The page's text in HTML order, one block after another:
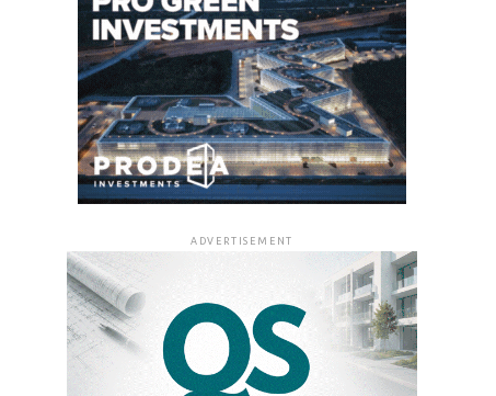
ADVERTISEMENT